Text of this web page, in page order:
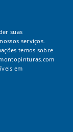
suas
serviços.
temos sobre
em